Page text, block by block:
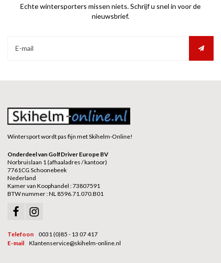
Echte wintersporters missen niets. Schrijf u snel in voor de
nieuwsbrief.
Wintersport wordt pas fijn met Skihelm-Online!
Onderdeel van GolfDriver Europe BV
Norbruislaan 1 (afhaaladres / kantoor)
7761CG Schoonebeek
Nederland
Kamer van Koophandel : 73807591
BTW nummer : NL 8596.71.070.B01
Telefoon
0031 (0)85 - 13 07 417
E-mail
Klantenservice@skihelm-online.nl